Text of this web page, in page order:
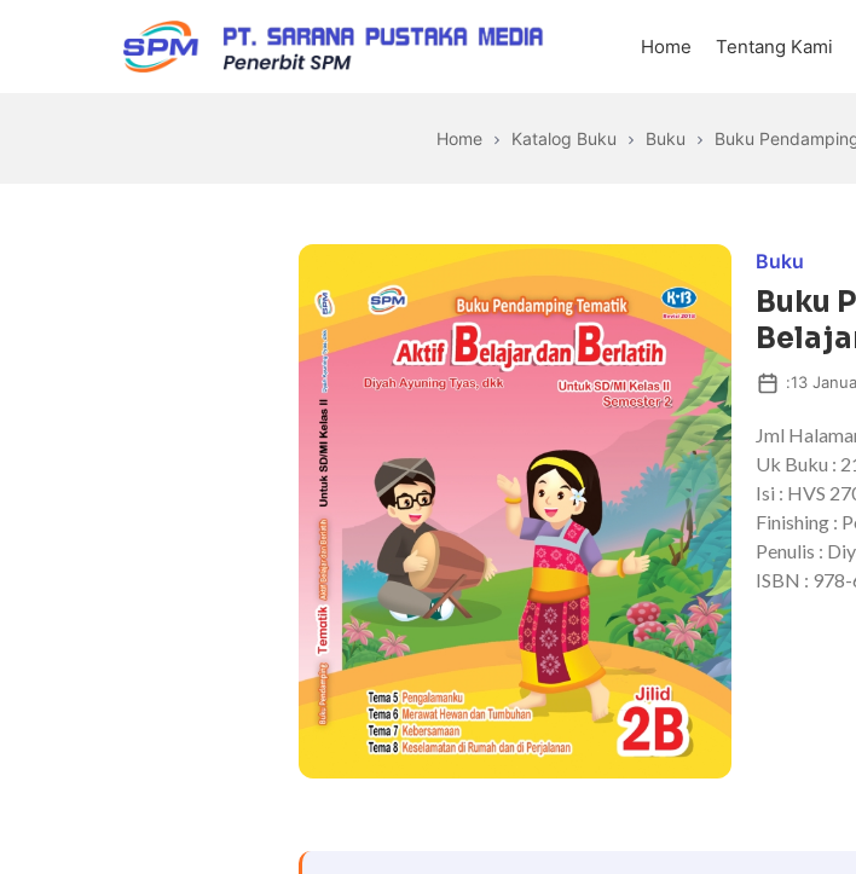
Home Tentang Kami
Home Katalog Buku Buku Buku
Buku
Buku
:13
Jml
Uk Buku :
Isi : HVS
Finishing :
Penulis :
ISBN :